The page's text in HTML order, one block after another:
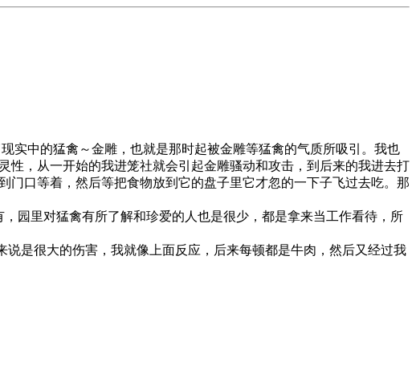
中的猛禽～金雕，也就是那时起被金雕等猛禽的气质所吸引。我也
，从一开始的我进笼社就会引起金雕骚动和攻击，到后来的我进去打
口等着，然后等把食物放到它的盘子里它才忽的一下子飞过去吃。那
园里对猛禽有所了解和珍爱的人也是很少，都是拿来当工作看待，所
是很大的伤害，我就像上面反应，后来每顿都是牛肉，然后又经过我